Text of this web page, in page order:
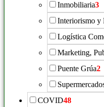
Inmobiliaria3
Interiorismo y
Logística
Marketing,
Puente Grúa2
COVID48